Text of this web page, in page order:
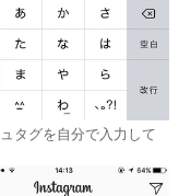
タグを自分で入力して